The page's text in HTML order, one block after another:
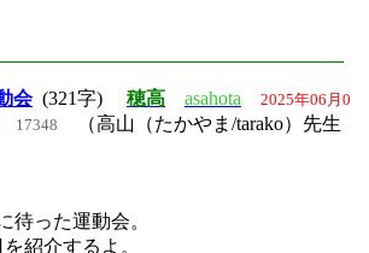
会(321字) 穂高 asahota 2025年06月0
17348
（高山（たかやま/tarako）先生
待った運動会。
紹介するよ。